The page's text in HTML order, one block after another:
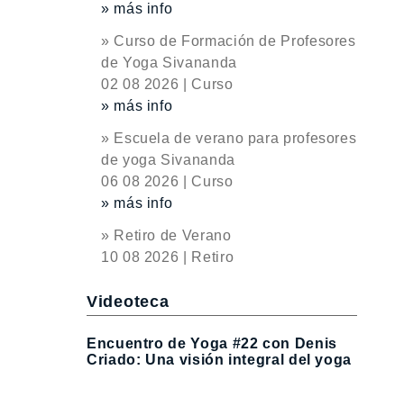
» más info
» Curso de Formación de Profesores
de Yoga Sivananda
02 08 2026 | Curso
» más info
» Escuela de verano para profesores
de yoga Sivananda
06 08 2026 | Curso
» más info
» Retiro de Verano
10 08 2026 | Retiro
Videoteca
Encuentro de Yoga #22 con Denis
Criado: Una visión integral del yoga